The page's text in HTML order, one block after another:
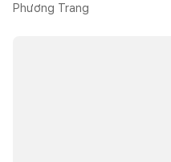
Phương Trang